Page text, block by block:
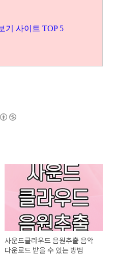
기 사이트 TOP 5
사운드클라우드 음원추출 음악
다운로드 받을 수 있는 방법